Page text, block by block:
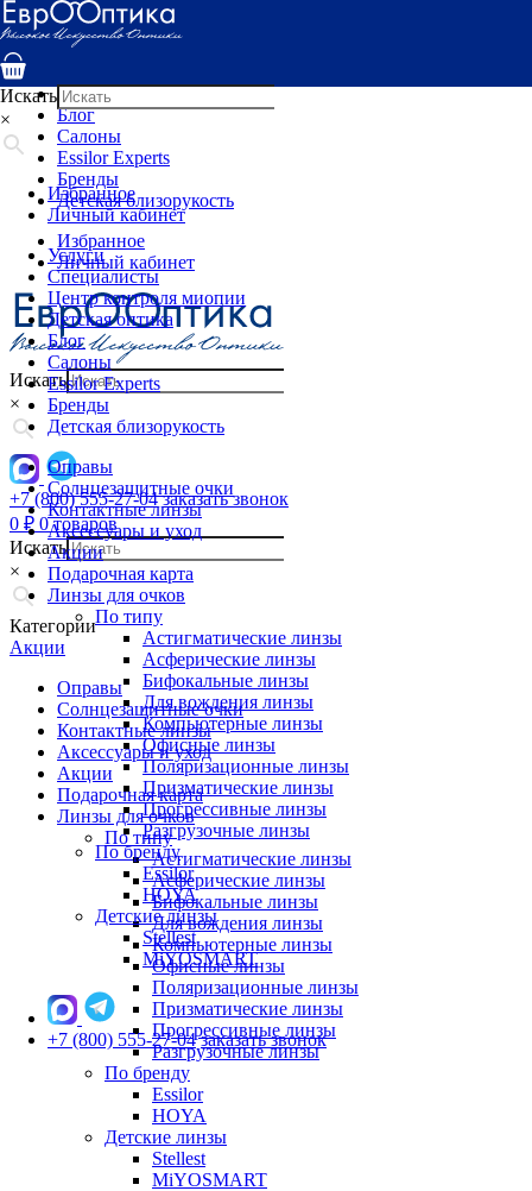
Услуги
Специалисты
Детская оптика
Блог
Салоны
Essilor Experts
Бренды
Детская близорукость
Избранное
Личный кабинет
Искать
×
+7 (800) 555-27-04 заказать звонок
0 ₽ 0 товаров
Искать
×
Категории
Акции
Оправы
Солнцезащитные очки
Контактные линзы
Аксессуары и уход
Акции
Подарочная карта
Линзы для очков
По типу
Астигматические линзы
Асферические линзы
Бифокальные линзы
Для вождения линзы
Компьютерные линзы
Офисные линзы
Поляризационные линзы
Призматические линзы
Прогрессивные линзы
Разгрузочные линзы
По бренду
Essilor
HOYA
Детские линзы
Stellest
MiYOSMART
Искать
×
Избранное
Личный кабинет
Услуги
Специалисты
Центр контроля миопии
Детская оптика
Блог
Салоны
Essilor Experts
Бренды
Детская близорукость
Оправы
Солнцезащитные очки
Контактные линзы
Аксессуары и уход
Акции
Подарочная карта
Линзы для очков
По типу
Астигматические линзы
Асферические линзы
Бифокальные линзы
Для вождения линзы
Компьютерные линзы
Офисные линзы
Поляризационные линзы
Призматические линзы
Прогрессивные линзы
Разгрузочные линзы
По бренду
Essilor
HOYA
Детские линзы
Stellest
MiYOSMART
+7 (800) 555-27-04 заказать звонок